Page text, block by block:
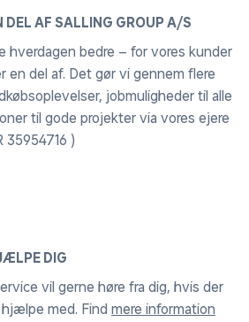
DEL AF SALLING GROUP A/S
hverdagen bedre – for vores kunder
en del af. Det gør vi gennem flere
jobmuligheder til alle
til gode projekter via vores ejere
35954716 )
DIG
vil gerne høre fra dig, hvis der
med. Find mere information